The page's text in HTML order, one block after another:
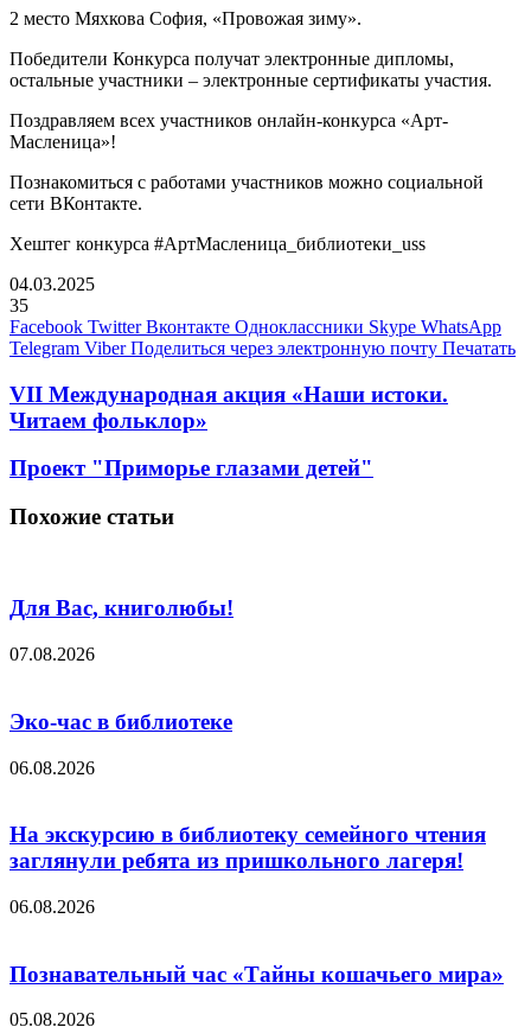
2 место Мяхкова София, «Провожая зиму».
Победители Конкурса получат электронные дипломы,
остальные участники – электронные сертификаты участия.
Поздравляем всех участников онлайн-конкурса «Арт-
Масленица»!
Познакомиться с работами участников можно социальной
сети ВКонтакте.
Хештег конкурса #АртМасленица_библиотеки_uss
04.03.2025
35
Facebook Twitter Вконтакте Одноклассники Skype WhatsApp
Telegram Viber Поделиться через электронную почту Печатать
VII Международная акция «Наши истоки.
Читаем фольклор»
Проект "Приморье глазами детей"
Похожие статьи
Для Вас, книголюбы!
07.08.2026
Эко-час в библиотеке
06.08.2026
На экскурсию в библиотеку семейного чтения
заглянули ребята из пришкольного лагеря!
06.08.2026
Познавательный час «Тайны кошачьего мира»
05.08.2026